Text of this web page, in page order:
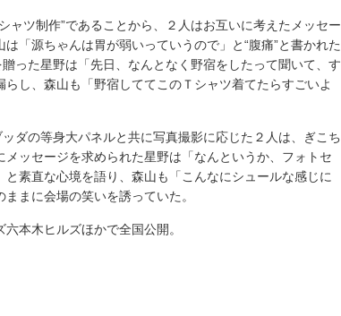
ツ制作”であることから、２人はお互いに考えたメッセー
「源ちゃんは胃が弱いっていうので」と“腹痛”と書かれた
った星野は「先日、なんとなく野宿をしたって聞いて、す
し、森山も「野宿しててこのＴシャツ着てたらすごいよ
ダの等身大パネルと共に写真撮影に応じた２人は、ぎこち
ッセージを求められた星野は「なんというか、フォトセ
素直な心境を語り、森山も「こんなにシュールな感じに
まに会場の笑いを誘っていた。
本木ヒルズほかで全国公開。